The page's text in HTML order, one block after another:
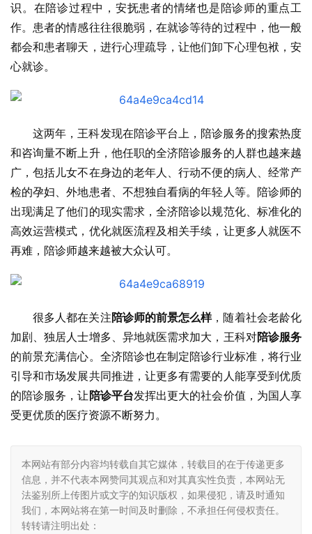
识。在陪诊过程中，安抚患者的情绪也是陪诊师的重点工
作。患者的情感往往很脆弱，在就诊等待的过程中，他一般
都会和患者聊天，进行心理疏导，让他们卸下心理包袱，安
心就诊。
这两年，王科发现在陪诊平台上，陪诊服务的搜索热度
和咨询量不断上升，他任职的全济陪诊服务的人群也越来越
广，包括儿女不在身边的老年人、行动不便的病人、经常产
检的孕妇、外地患者、不想独自看病的年轻人等。陪诊师的
出现满足了他们的现实需求，全济陪诊以规范化、标准化的
高效运营模式，优化就医流程及相关手续，让更多人就医不
再难，陪诊师越来越被大众认可。
很多人都在关注陪诊师的前景怎么样，随着社会老龄化
加剧、独居人士增多、异地就医需求加大，王科对陪诊服务
的前景充满信心。全济陪诊也在制定陪诊行业标准，将行业
引导和市场发展共同推进，让更多有需要的人能享受到优质
的陪诊服务，让 陪诊平台发挥出更大的社会价值，为国人享
受更优质的医疗资源不断努力。
本网站有部分内容均转载自其它媒体，转载目的在于传递更多
信息，并不代表本网赞同其观点和对其真实性负责，本网站无
法鉴别所上传图片或文字的知识版权，如果侵犯，请及时通知
我们，本网站将在第一时间及时删除，不承担任何侵权责任。
转转请注明出处：